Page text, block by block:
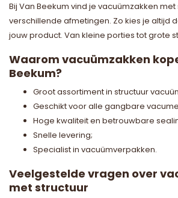
Bij Van Beekum vind je vacuümzakken met
verschillende afmetingen. Zo kies je altijd
jouw product. Van kleine porties tot grote
Waarom vacuümzakken
Beekum?
Groot assortiment in structuur
Geschikt voor alle gangbare
Hoge kwaliteit en betrouwbare
Snelle levering;
Specialist in vacuümverpakken.
Veelgestelde vragen over
met structuur